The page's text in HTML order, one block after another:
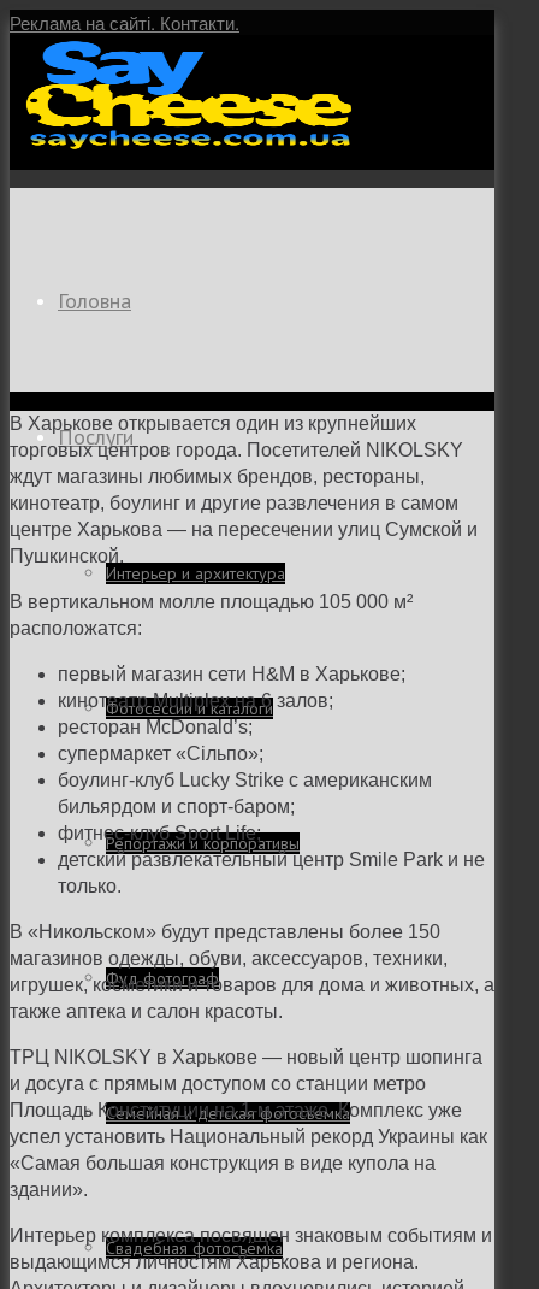
Реклама на сайті. Контакти.
Головна
Послуги
Интерьер и архитектура
Фотосессии и каталоги
Репортажи и корпоративы
Фуд фотограф
Семейная и детская фотосъемка
Свадебная фотосъёмка
В Харькове открывается один из крупнейших
торговых центров города. Посетителей NIKOLSKY
ждут магазины любимых брендов, рестораны,
кинотеатр, боулинг и другие развлечения в самом
центре Харькова — на пересечении улиц Сумской и
Пушкинской.
В вертикальном молле площадью 105 000 м²
расположатся:
первый магазин сети H&M в Харькове;
кинотеатр Multiplex на 6 залов;
ресторан McDonald’s;
супермаркет «Сільпо»;
боулинг-клуб Lucky Strike с американским
бильярдом и спорт-баром;
фитнес-клуб Sport Life;
детский развлекательный центр Smile Park и не
только.
В «Никольском» будут представлены более 150
магазинов одежды, обуви, аксессуаров, техники,
игрушек, косметики и товаров для дома и животных, а
также аптека и салон красоты.
ТРЦ NIKOLSKY в Харькове — новый центр шопинга
и досуга с прямым доступом со станции метро
Площадь Конституции на 1-м этаже. Комплекс уже
успел установить Национальный рекорд Украины как
«Самая большая конструкция в виде купола на
здании».
Интерьер комплекса посвящен знаковым событиям и
выдающимся личностям Харькова и региона.